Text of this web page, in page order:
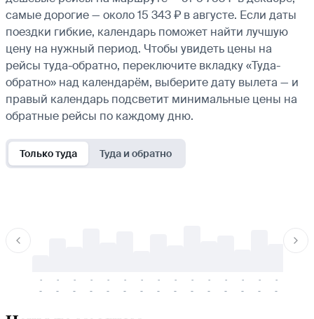
самые дорогие — около 15 343 ₽ в августе. Если даты
поездки гибкие, календарь поможет найти лучшую
цену на нужный период. Чтобы увидеть цены на
рейсы туда-обратно, переключите вкладку «Туда-
обратно» над календарём, выберите дату вылета — и
правый календарь подсветит минимальные цены на
обратные рейсы по каждому дню.
Только туда Туда и обратно
-
-
-
-
-
-
-
-
-
-
-
-
-
-
-
-
-
-
-
-
-
-
-
-
-
-
-
-
-
-